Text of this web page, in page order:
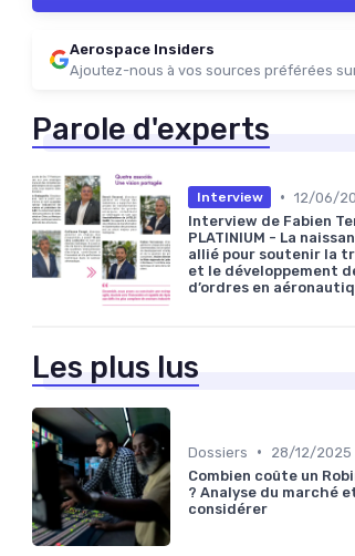
Aerospace Insiders
Ajoutez-nous à vos sources préférées
Parole d'experts
Interview • 12/06/
Interview de Fabien
PLATINIUM - La
allié pour soutenir la
et le développement
d’ordres en
Les plus lus
Dossiers •
28/12/2025
Combien coûte un
? Analyse du marché
considérer